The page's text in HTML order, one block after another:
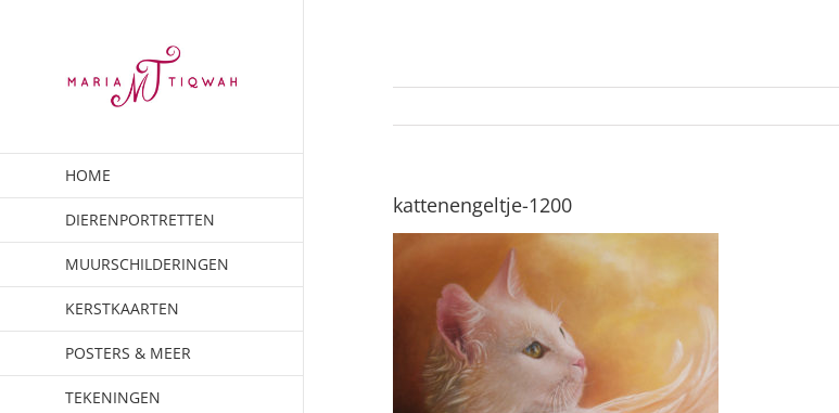
HOME
DIERENPORTRETTEN
MUURSCHILDERINGEN
KERSTKAARTEN
POSTERS & MEER
TEKENINGEN
kattenengeltje-1200